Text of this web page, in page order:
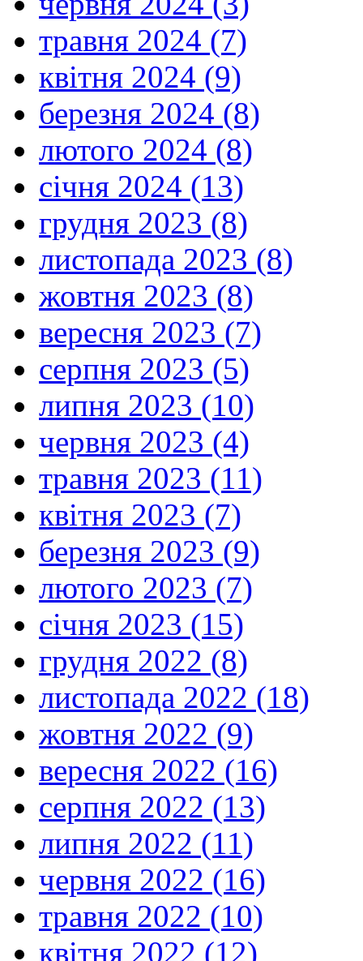
травня 2024 (7)
квітня 2024 (9)
березня 2024 (8)
лютого 2024 (8)
січня 2024 (13)
грудня 2023 (8)
листопада 2023 (8)
жовтня 2023 (8)
вересня 2023 (7)
серпня 2023 (5)
липня 2023 (10)
червня 2023 (4)
травня 2023 (11)
квітня 2023 (7)
березня 2023 (9)
лютого 2023 (7)
січня 2023 (15)
грудня 2022 (8)
листопада 2022 (18)
жовтня 2022 (9)
вересня 2022 (16)
серпня 2022 (13)
липня 2022 (11)
червня 2022 (16)
травня 2022 (10)
квітня 2022 (12)